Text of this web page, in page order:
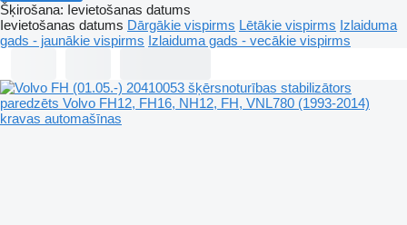
Šķirošana: Ievietošanas datums
Ievietošanas datums Dārgākie vispirms Lētākie vispirms Izlaiduma
gads - jaunākie vispirms Izlaiduma gads - vecākie vispirms